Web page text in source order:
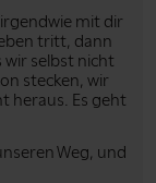
mit dir
tritt, dann
wir selbst nicht
stecken, wir
heraus. Es geht
Weg, und